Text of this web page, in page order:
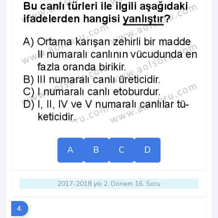
A B C D
2017-2018 yılı 2. Dönem 16. Soru
4.